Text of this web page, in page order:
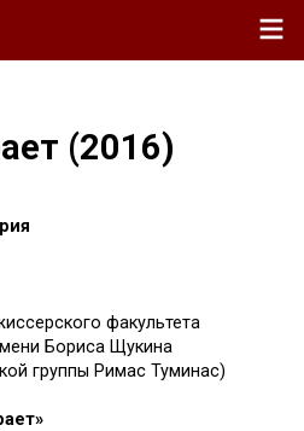
(2016)
факультета
Бориса Щукина
группы Римас Туминас)